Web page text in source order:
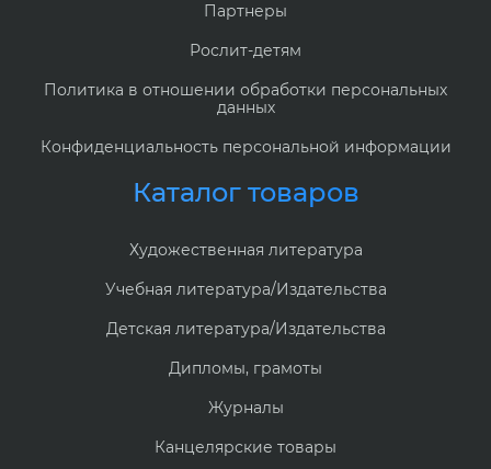
Партнеры
Рослит-детям
Политика в отношении обработки персональных
данных
Конфиденциальность персональной информации
Каталог товаров
Художественная литература
Учебная литература/Издательства
Детская литература/Издательства
Дипломы, грамоты
Журналы
Канцелярские товары